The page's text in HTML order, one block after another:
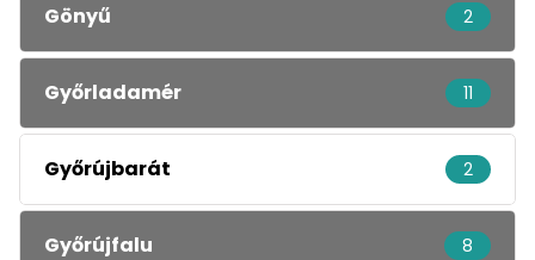
Gönyű 2
Győrladamér 11
Győrújbarát 2
Győrújfalu 8